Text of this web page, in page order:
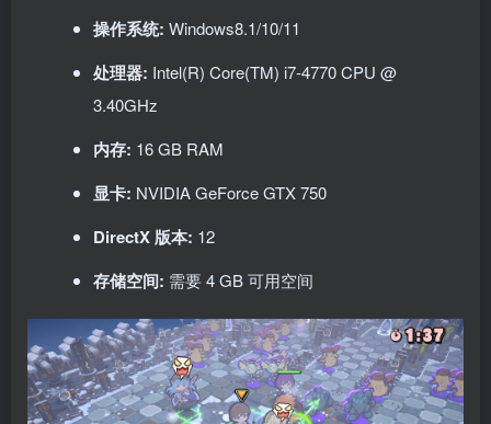
操作系统: Windows8.1/10/11
处理器: Intel(R) Core(TM) i7-4770 CPU @
3.40GHz
内存: 16 GB RAM
显卡: NVIDIA GeForce GTX 750
DirectX 版本: 12
存储空间: 需要 4 GB 可用空间